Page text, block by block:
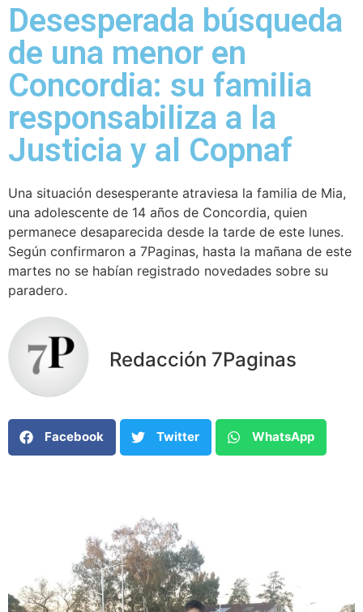
Desesperada búsqueda
de una menor en
Concordia: su familia
responsabiliza a la
Justicia y al Copnaf
Una situación desesperante atraviesa la familia de Mia,
una adolescente de 14 años de Concordia, quien
permanece desaparecida desde la tarde de este lunes.
Según confirmaron a 7Paginas, hasta la mañana de este
martes no se habían registrado novedades sobre su
paradero.
Redacción 7Paginas
Facebook Twitter WhatsApp